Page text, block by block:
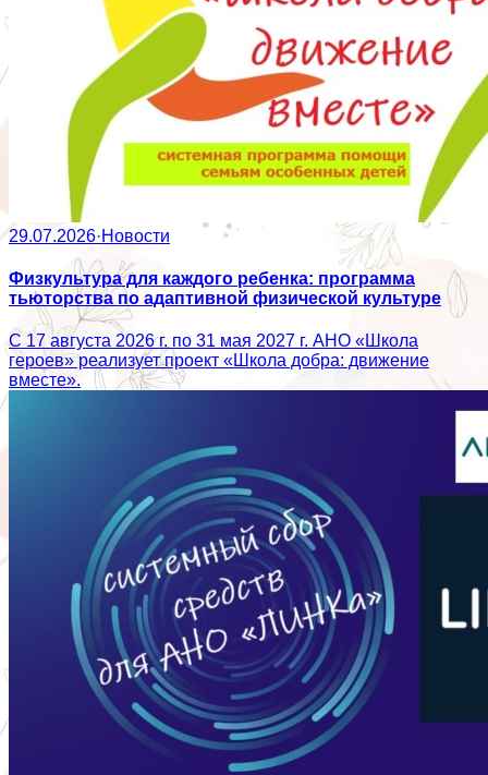
29.07.2026·Новости
Физкультура для каждого ребенка: программа
тьюторства по адаптивной физической культуре
С 17 августа 2026 г. по 31 мая 2027 г. АНО «Школа
героев» реализует проект «Школа добра: движение
вместе».